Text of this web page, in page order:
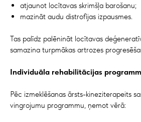
atjaunot locītavas skrimšļa barošanu;
mazināt audu distrofijas izpausmes.
Tas palīdz palēnināt locītavas
samazina turpmākas artrozes
Individuāla rehabilitācijas
Pēc izmeklēšanas ārsts-kineziterapeits
vingrojumu programmu, ņemot vērā: